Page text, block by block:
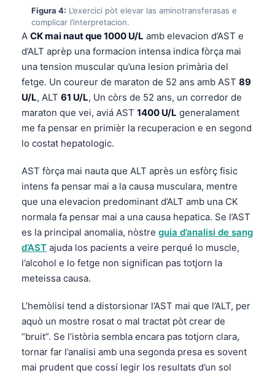
Figura 4: L’exercici pòt elevar las aminotransferasas e
complicar l’interpretacion.
A CK mai naut que 1000 U/L amb elevacion d’AST e
d’ALT aprèp una formacion intensa indica fòrça mai
una tension muscular qu’una lesion primària del
fetge. Un coureur de maraton de 52 ans amb AST 89
U/L, ALT 61 U/L, Un còrs de 52 ans, un corredor de
maraton que vei, aviá AST 1400 U/L generalament
me fa pensar en primièr la recuperacion e en segond
lo costat hepatologic.
AST fòrça mai nauta que ALT après un esfòrç fisic
intens fa pensar mai a la causa musculara, mentre
que una elevacion predominant d’ALT amb una CK
normala fa pensar mai a una causa hepatica. Se l’AST
es la principal anomalia, nòstre guia d’analisi de sang
d’AST ajuda los pacients a veire perqué lo muscle,
l’alcohol e lo fetge non significan pas totjorn la
meteissa causa.
L’hemòlisi tend a distorsionar l’AST mai que l’ALT, per
aquò un mostre rosat o mal tractat pòt crear de
“bruit”. Se l’istòria sembla encara pas totjorn clara,
tornar far l’analisi amb una segonda presa es sovent
mai prudent que cossí legir los resultats d’un sol